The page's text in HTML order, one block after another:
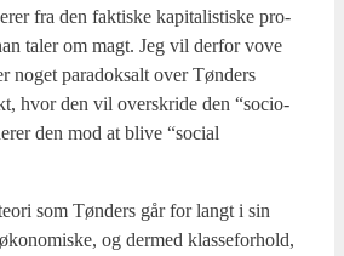
fra den fak­ti­ske kapi­ta­li­sti­ske pro­
taler om magt. Jeg vil der­for vove
noget para­doksalt over Tøn­ders
hvor den vil over­skri­de den “socio­
den mod at bli­ve “soci­al
som Tøn­ders går for langt i sin
og der­med klas­se­for­hold,